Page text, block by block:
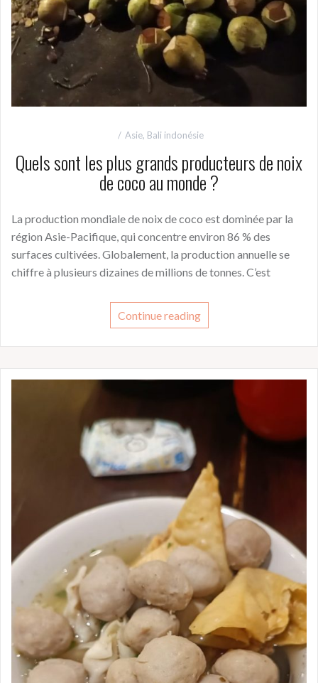
Asie, Bali indonésie
Quels sont les plus grands producteurs de noix
de coco au monde ?
La production mondiale de noix de coco est dominée par la
région Asie-Pacifique, qui concentre environ 86 % des
surfaces cultivées. Globalement, la production annuelle se
chiffre à plusieurs dizaines de millions de tonnes. C’est
Continue reading